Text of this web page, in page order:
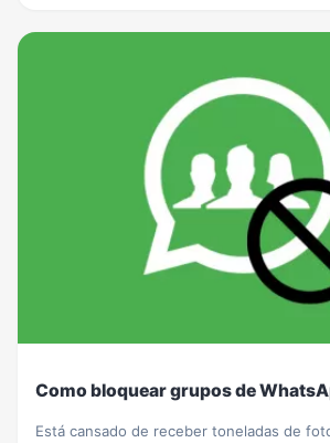
Como bloquear grupos de
Está cansado de receber toneladas de